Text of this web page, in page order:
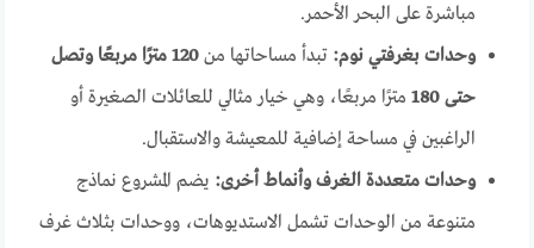
مباشرة على البحر الأحمر.
وحدات بغرفتي نوم: تبدأ مساحاتها من
120 مترًا مربعًا وتصل
حتى 180
مترًا مربعًا، وهي خيار مثالي للعائلات الصغيرة أو
الراغبين في مساحة إضافية للمعيشة والاستقبال.
وحدات متعددة الغرف وأنماط أخرى: يضم المشروع نماذج
متنوعة من الوحدات تشمل الاستديوهات، ووحدات بثلاث غرف